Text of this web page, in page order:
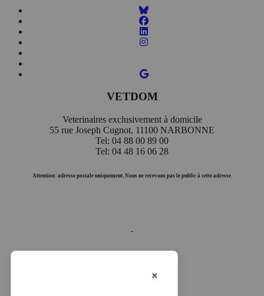
VETDOM
Veterinaires exclusivement à domicile
55 rue Joseph Cugnot, 11100 NARBONNE
Tel: 04 88 00 89 00
Tel: 04 48 16 06 28
Attention: adresse postale uniquement. Nous ne recevons pas le public à cette adresse.
×